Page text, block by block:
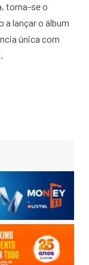
torna-se o
a lançar o álbum
única com